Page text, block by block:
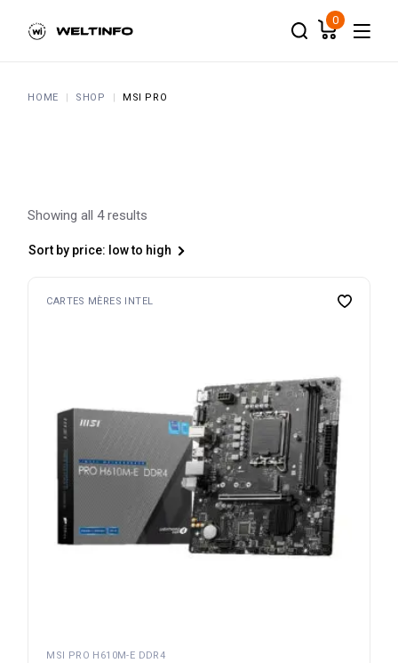
content
0
HOME SHOP MSI PRO
Showing all 4 results
Sort by price: low to high
CARTES MÈRES INTEL
MSI PRO H610M-E DDR4